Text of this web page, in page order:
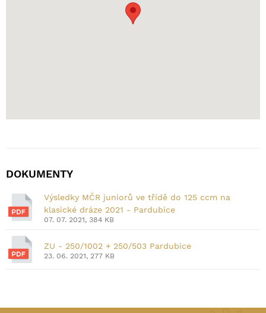
DOKUMENTY
Výsledky MČR juniorů ve třídě do 125 ccm na
klasické dráze 2021 - Pardubice
07. 07. 2021, 384 KB
ZU - 250/1002 + 250/503 Pardubice
23. 06. 2021, 277 KB